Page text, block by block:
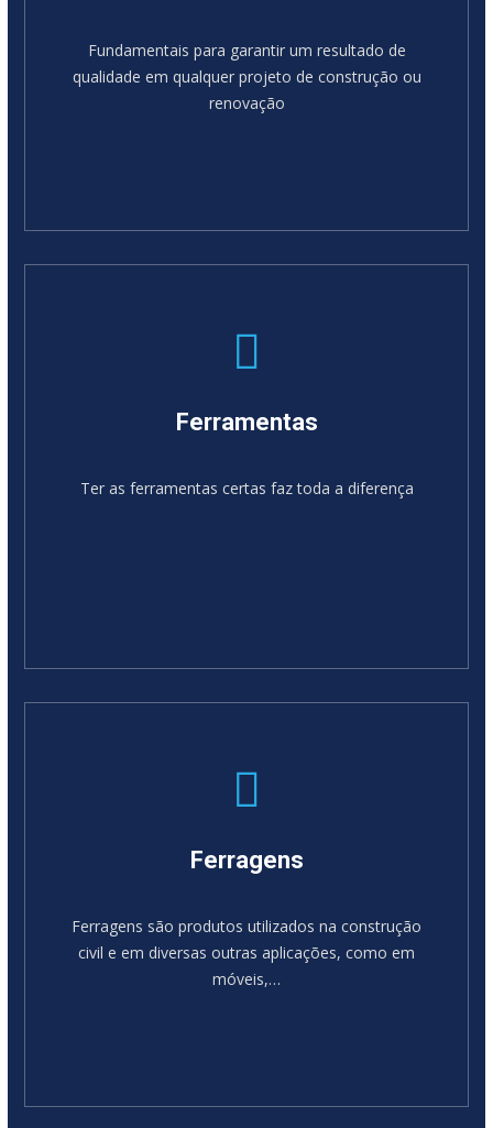
Fundamentais para garantir um resultado de
qualidade em qualquer projeto de construção ou
renovação
Ferramentas
Ter as ferramentas certas faz toda a diferença
Ferragens
Ferragens são produtos utilizados na construção
civil e em diversas outras aplicações, como em
móveis,…